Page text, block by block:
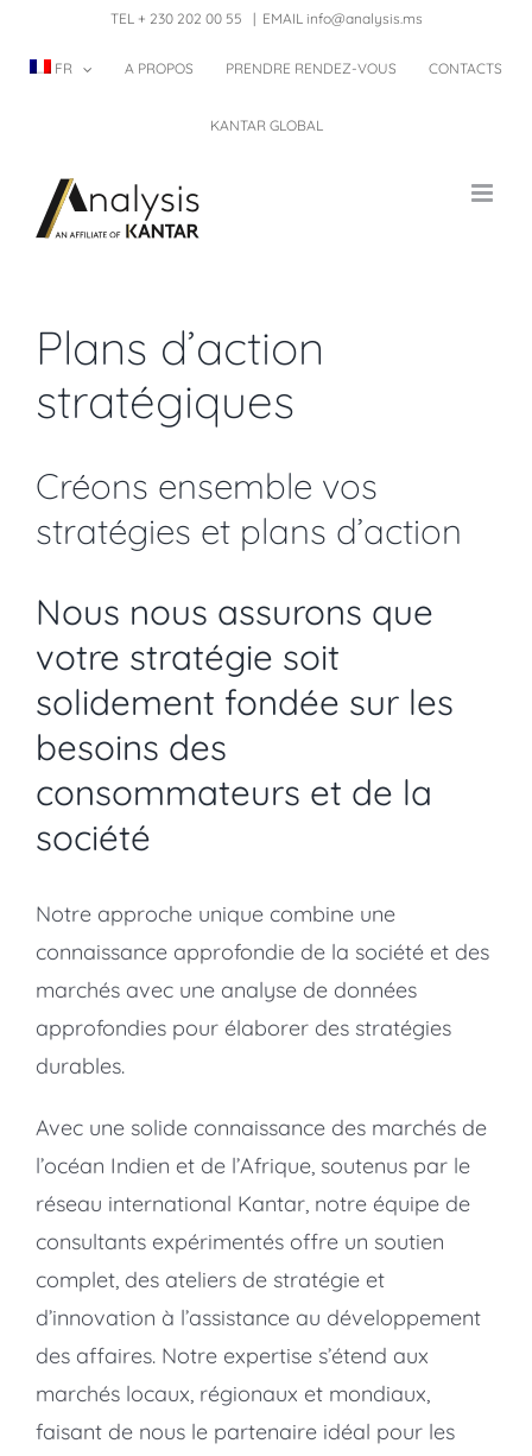
TEL + 230 202 00 55 | EMAIL info@analysis.ms
FR A PROPOS PRENDRE RENDEZ-VOUS CONTACTS
KANTAR GLOBAL
Plans d’action
stratégiques
Créons ensemble vos
stratégies et plans d’action
Nous nous assurons que
votre stratégie soit
solidement fondée sur les
besoins des
consommateurs et de la
société
Notre approche unique combine une
connaissance approfondie de la société et des
marchés avec une analyse de données
approfondies pour élaborer des stratégies
durables.
Avec une solide connaissance des marchés de
l’océan Indien et de l’Afrique, soutenus par le
réseau international Kantar, notre équipe de
consultants expérimentés offre un soutien
complet, des ateliers de stratégie et
d’innovation à l’assistance au développement
des affaires. Notre expertise s’étend aux
marchés locaux, régionaux et mondiaux,
faisant de nous le partenaire idéal pour les